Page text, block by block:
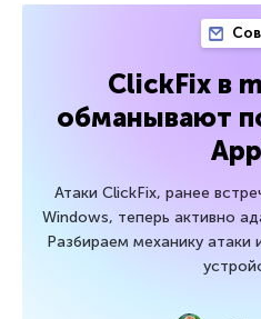
ClickFix в
обманывают
Атаки ClickFix, ранее
Windows, теперь активно
Разбираем механику